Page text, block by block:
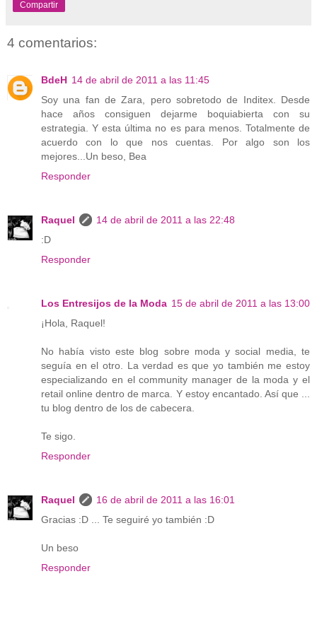
Compartir
4 comentarios:
BdeH 14 de abril de 2011 a las 11:45
Soy una fan de Zara, pero sobretodo de Inditex. Desde
hace años consiguen dejarme boquiabierta con su
estrategia. Y esta última no es para menos. Totalmente de
acuerdo con lo que nos cuentas. Por algo son los
mejores...Un beso, Bea
Responder
Raquel
14 de abril de 2011 a las 22:48
:D
Responder
Los Entresijos de la Moda 15 de abril de 2011 a las 13:00
¡Hola, Raquel!
No había visto este blog sobre moda y social media, te
seguía en el otro. La verdad es que yo también me estoy
especializando en el community manager de la moda y el
retail online dentro de marca. Y estoy encantado. Así que ...
tu blog dentro de los de cabecera.
Te sigo.
Responder
Raquel
16 de abril de 2011 a las 16:01
Gracias :D ... Te seguiré yo también :D
Un beso
Responder